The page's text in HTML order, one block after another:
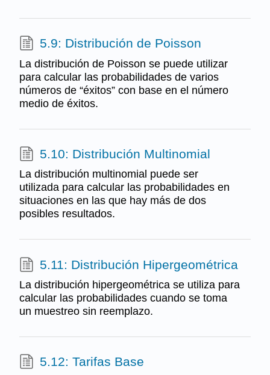
5.9: Distribución de Poisson
La distribución de Poisson se puede utilizar
para calcular las probabilidades de varios
números de “éxitos” con base en el número
medio de éxitos.
5.10: Distribución Multinomial
La distribución multinomial puede ser
utilizada para calcular las probabilidades en
situaciones en las que hay más de dos
posibles resultados.
5.11: Distribución Hipergeométrica
La distribución hipergeométrica se utiliza para
calcular las probabilidades cuando se toma
un muestreo sin reemplazo.
5.12: Tarifas Base